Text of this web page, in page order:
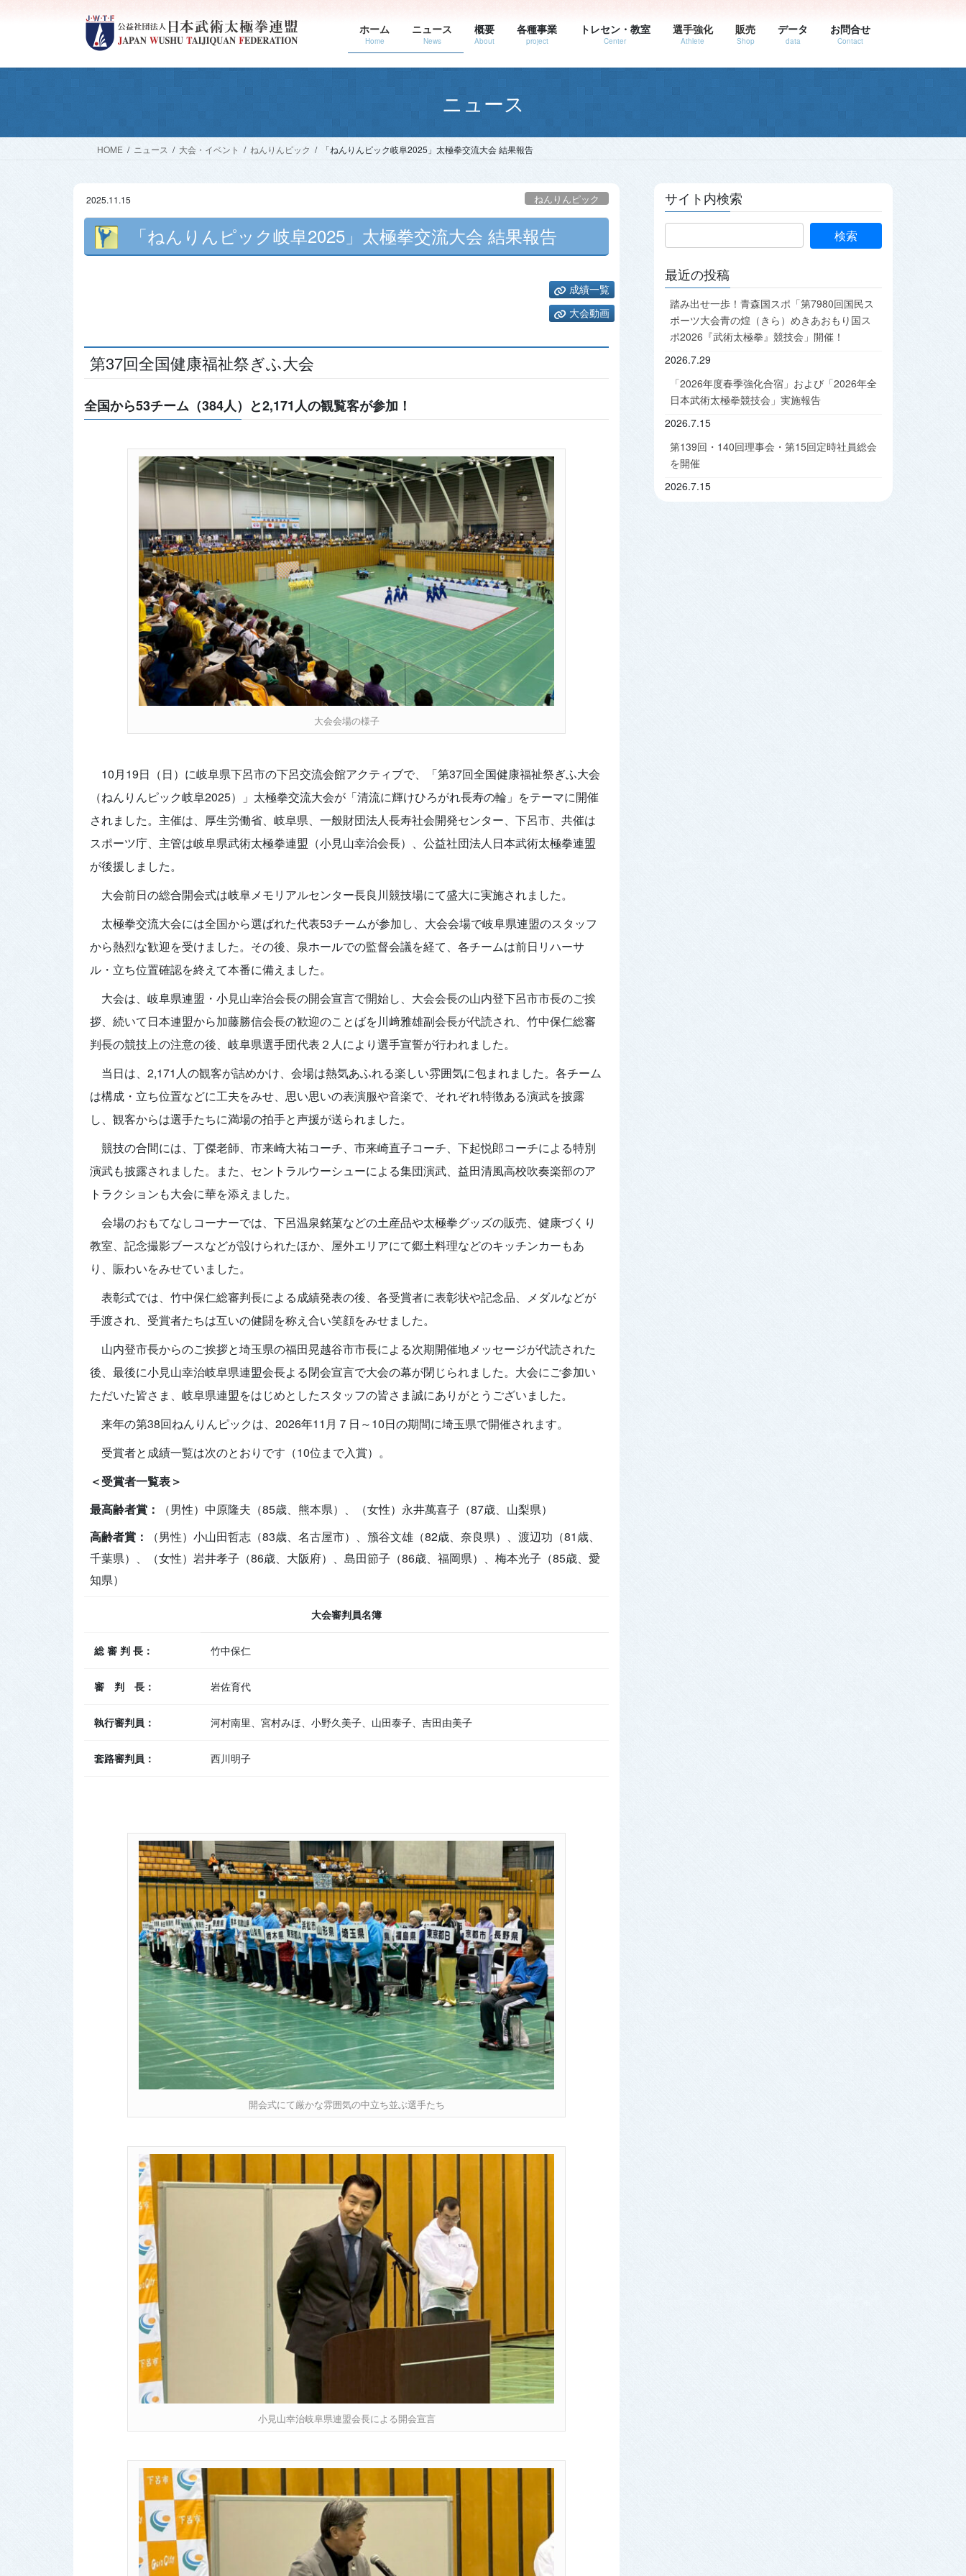
ホーム
Home
ニュース
News
概要
About
各種事業
project
トレセン・教室
Center
選手強化
Athlete
販売
Shop
データ
data
お問合せ
Contact
ニュース
HOME ニュース 大会・イベント ねんりんピック 「ねんりんピック岐阜2025」太極拳交流大会 結果報告
2025.11.15 ねんりんピック
「ねんりんピック岐阜2025」太極拳交流大会 結果報告
成績一覧
大会動画
第37回全国健康福祉祭ぎふ大会
全国から53チーム（384人）と2,171人の観覧客が参加！
大会会場の様子
10月19日（日）に岐阜県下呂市の下呂交流会館アクティブで、「第37回全国健康福祉祭ぎふ大会
（ねんりんピック岐阜2025）」太極拳交流大会が「清流に輝けひろがれ長寿の輪」をテーマに開催
されました。主催は、厚生労働省、岐阜県、一般財団法人長寿社会開発センター、下呂市、共催は
スポーツ庁、主管は岐阜県武術太極拳連盟（小見山幸治会長）、公益社団法人日本武術太極拳連盟
が後援しました。
大会前日の総合開会式は岐阜メモリアルセンター長良川競技場にて盛大に実施されました。
太極拳交流大会には全国から選ばれた代表53チームが参加し、大会会場で岐阜県連盟のスタッフ
から熱烈な歓迎を受けました。その後、泉ホールでの監督会議を経て、各チームは前日リハーサ
ル・立ち位置確認を終えて本番に備えました。
大会は、岐阜県連盟・小見山幸治会長の開会宣言で開始し、大会会長の山内登下呂市市長のご挨
拶、続いて日本連盟から加藤勝信会長の歓迎のことばを川﨑雅雄副会長が代読され、竹中保仁総審
判長の競技上の注意の後、岐阜県選手団代表２人により選手宣誓が行われました。
当日は、2,171人の観客が詰めかけ、会場は熱気あふれる楽しい雰囲気に包まれました。各チーム
は構成・立ち位置などに工夫をみせ、思い思いの表演服や音楽で、それぞれ特徴ある演武を披露
し、観客からは選手たちに満場の拍手と声援が送られました。
競技の合間には、丁傑老師、市来崎大祐コーチ、市来崎直子コーチ、下起悦郎コーチによる特別
演武も披露されました。また、セントラルウーシューによる集団演武、益田清風高校吹奏楽部のア
トラクションも大会に華を添えました。
会場のおもてなしコーナーでは、下呂温泉銘菓などの土産品や太極拳グッズの販売、健康づくり
教室、記念撮影ブースなどが設けられたほか、屋外エリアにて郷土料理などのキッチンカーもあ
り、賑わいをみせていました。
表彰式では、竹中保仁総審判長による成績発表の後、各受賞者に表彰状や記念品、メダルなどが
手渡され、受賞者たちは互いの健闘を称え合い笑顔をみせました。
山内登市長からのご挨拶と埼玉県の福田晃越谷市市長による次期開催地メッセージが代読された
後、最後に小見山幸治岐阜県連盟会長よる閉会宣言で大会の幕が閉じられました。大会にご参加い
ただいた皆さま、岐阜県連盟をはじめとしたスタッフの皆さま誠にありがとうございました。
来年の第38回ねんりんピックは、2026年11月７日～10日の期間に埼玉県で開催されます。
受賞者と成績一覧は次のとおりです（10位まで入賞）。
＜受賞者一覧表＞
最高齢者賞：
（男性）中原隆夫（85歳、熊本県）、（女性）永井萬喜子（87歳、山梨県）
高齢者賞：
（男性）小山田哲志（83歳、名古屋市）、籏谷文雄（82歳、奈良県）、渡辺功（81歳、
千葉県）、（女性）岩井孝子（86歳、大阪府）、島田節子（86歳、福岡県）、梅本光子（85歳、愛
知県）
大会審判員名簿
総 審 判 長： 竹中保仁
審 判 長： 岩佐育代
執行審判員： 河村南里、宮村みほ、小野久美子、山田泰子、吉田由美子
套路審判員： 西川明子
開会式にて厳かな雰囲気の中立ち並ぶ選手たち
小見山幸治岐阜県連盟会長による開会宣言
サイト内検索
最近の投稿
踏み出せ一歩！青森国スポ「第7980回国民ス
ポーツ大会青の煌（きら）めきあおもり国ス
ポ2026『武術太極拳』競技会」開催！
2026.7.29
「2026年度春季強化合宿」および「2026年全
日本武術太極拳競技会」実施報告
2026.7.15
第139回・140回理事会・第15回定時社員総会
を開催
2026.7.15